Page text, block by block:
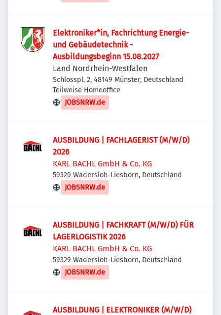
Elektroniker*in, Fachrichtung Energie-
und Gebäudetechnik -
Ausbildungsbeginn 15.08.2027
Land Nordrhein-Westfalen
Schlosspl. 2, 48149 Münster, Deutschland
Teilweise Homeoffice
JOBSNRW.de
AUSBILDUNG | FACHLAGERIST (M/W/D)
2026
KARL BACHL GmbH & Co. KG
59329 Wadersloh-Liesborn, Deutschland
JOBSNRW.de
AUSBILDUNG | FACHKRAFT (M/W/D) FÜR
LAGERLOGISTIK 2026
KARL BACHL GmbH & Co. KG
59329 Wadersloh-Liesborn, Deutschland
JOBSNRW.de
AUSBILDUNG | ELEKTRONIKER (M/W/D)